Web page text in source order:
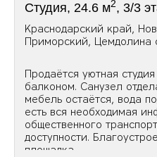
Студия, 24.6 м2, 3/3
Краснодарский край,
Приморский, Цемдолина
Продаётся уютная
балконом. Санузел
мебель остаётся, вода
есть вся необходимая
общественного
доступности.
площадка.